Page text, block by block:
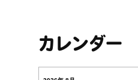
カレンダー